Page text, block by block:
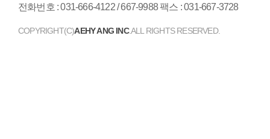
전화번호 : 031-666-4122 / 667-9988 팩스 : 031-667-3728
COPYRIGHT(C)AEHY ANG INC.ALL RIGHTS RESERVED.